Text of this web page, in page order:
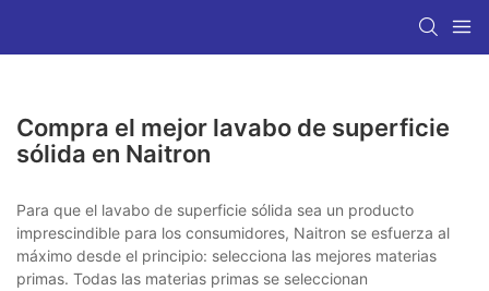
Compra el mejor lavabo de superficie
sólida en Naitron
Para que el lavabo de superficie sólida sea un producto
imprescindible para los consumidores, Naitron se esfuerza al
máximo desde el principio: selecciona las mejores materias
primas. Todas las materias primas se seleccionan